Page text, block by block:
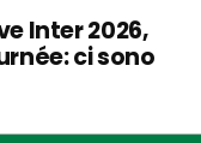
Inter 2026,
ci sono